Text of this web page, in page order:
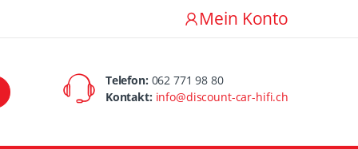
Mein Konto
Telefon: 062 771 98 80
Kontakt: info@discount-car-hifi.ch